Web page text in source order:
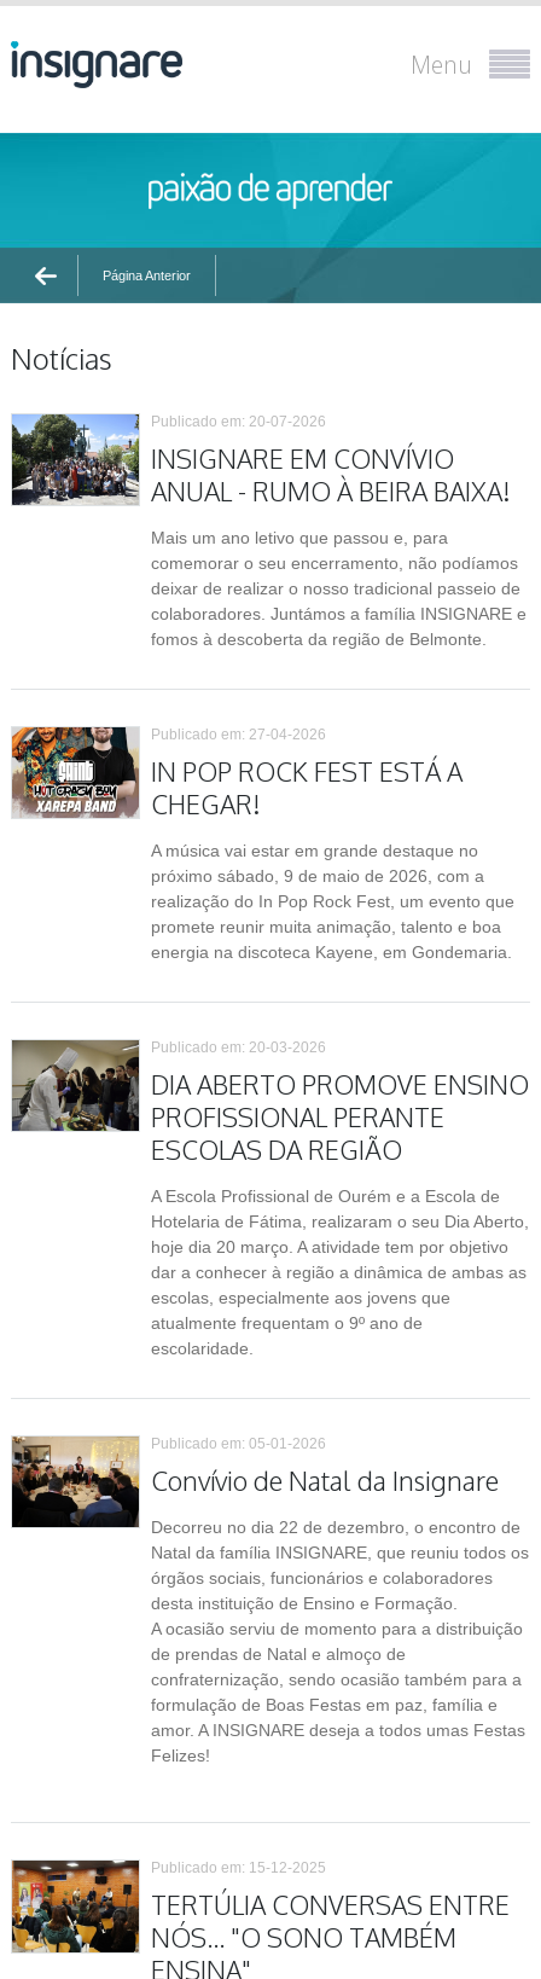
Menu
Página Anterior
Notícias
Publicado em: 20-07-2026
INSIGNARE EM CONVÍVIO
ANUAL - RUMO À BEIRA BAIXA!
Mais um ano letivo que passou e, para
comemorar o seu encerramento, não podíamos
deixar de realizar o nosso tradicional passeio de
colaboradores. Juntámos a família INSIGNARE e
fomos à descoberta da região de Belmonte.
Publicado em: 27-04-2026
IN POP ROCK FEST ESTÁ A
CHEGAR!
A música vai estar em grande destaque no
próximo sábado, 9 de maio de 2026, com a
realização do In Pop Rock Fest, um evento que
promete reunir muita animação, talento e boa
energia na discoteca Kayene, em Gondemaria.
Publicado em: 20-03-2026
DIA ABERTO PROMOVE ENSINO
PROFISSIONAL PERANTE
ESCOLAS DA REGIÃO
A Escola Profissional de Ourém e a Escola de
Hotelaria de Fátima, realizaram o seu Dia Aberto,
hoje dia 20 março. A atividade tem por objetivo
dar a conhecer à região a dinâmica de ambas as
escolas, especialmente aos jovens que
atualmente frequentam o 9º ano de
escolaridade.
Publicado em: 05-01-2026
Convívio de Natal da Insignare
Decorreu no dia 22 de dezembro, o encontro de
Natal da família INSIGNARE, que reuniu todos os
órgãos sociais, funcionários e colaboradores
desta instituição de Ensino e Formação.
A ocasião serviu de momento para a distribuição
de prendas de Natal e almoço de
confraternização, sendo ocasião também para a
formulação de Boas Festas em paz, família e
amor. A INSIGNARE deseja a todos umas Festas
Felizes!
Publicado em: 15-12-2025
TERTÚLIA CONVERSAS ENTRE
NÓS... "O SONO TAMBÉM
ENSINA"